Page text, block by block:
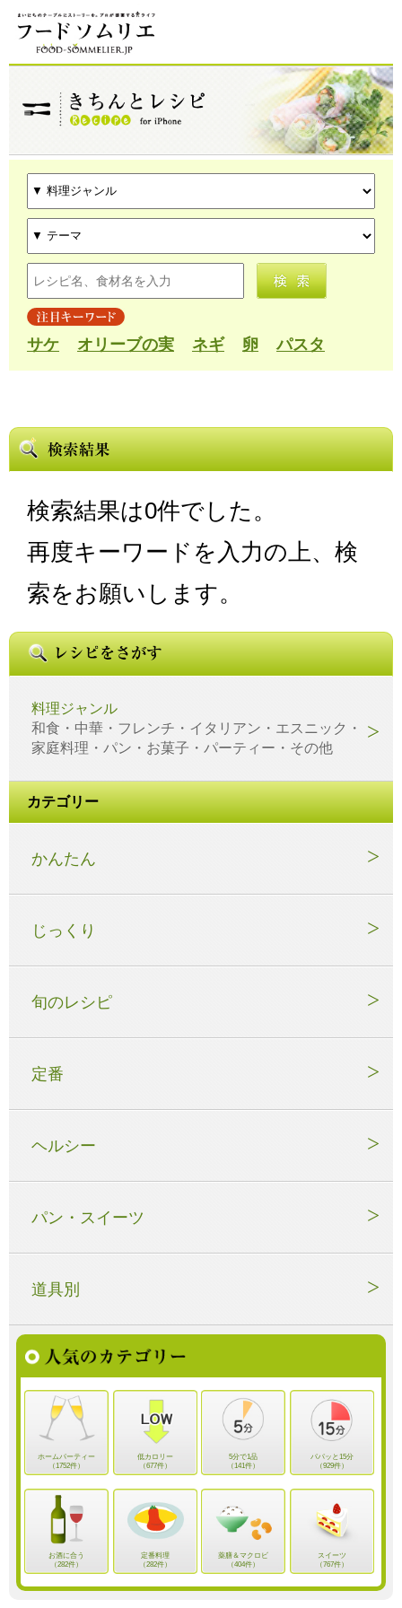
サケ オリーブの実 ネギ 卵 パスタ
検索結果は0件でした。
再度キーワードを入力の上、検
索をお願いします。
料理ジャンル
和食・中華・フレンチ・イタリアン・エスニック・
家庭料理・パン・お菓子・パーティー・その他
カテゴリー
かんたん
じっくり
旬のレシピ
定番
ヘルシー
パン・スイーツ
道具別
ホームパーティー
（1752件）
低カロリー
（677件）
5分で1品
（141件）
パパッと15分
（929件）
お酒に合う
（282件）
定番料理
（282件）
薬膳＆マクロビ
（404件）
スイーツ
（767件）